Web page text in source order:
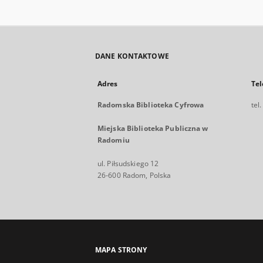
DANE KONTAKTOWE
Adres
Radomska Biblioteka Cyfrowa
Miejska Biblioteka Publiczna w
Radomiu
ul. Piłsudskiego 12
26-600 Radom, Polska
tel.
MAPA STRONY